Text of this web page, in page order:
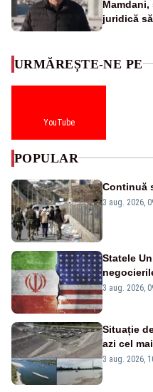
juridică
URMĂREȘTE-NE PE
YouTube
POPULAR
Continuă
3 aug. 2026,
Statele
3 aug. 2026,
Situație
azi cel
3 aug. 2026,